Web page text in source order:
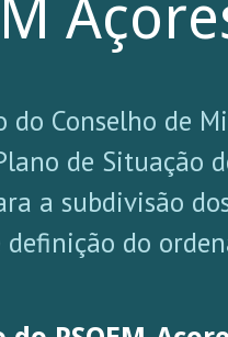
do Conselho de
de Situação
a subdivisão
definição do